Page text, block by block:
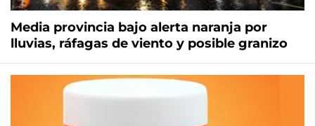
Media provincia bajo alerta naranja por
lluvias, ráfagas de viento y posible granizo